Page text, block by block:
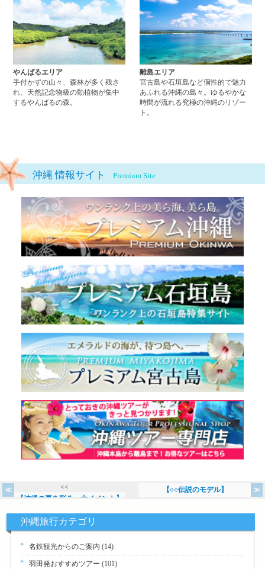
やんばるエリア
手付かずの山々、森林が多く残さ
れ、天然記念物級の動植物が集中
するやんばるの森。
離島エリア
宮古島や石垣島など個性的で魅力
あふれる沖縄の島々。ゆるやかな
時間が流れる究極の沖縄のリゾー
ト。
沖縄 情報サイト Premium Site
<<
【沖縄の夏を彩る一大イベント】
【○○伝説のモデル】
沖縄旅行カテゴリ
名鉄観光からのご案内 (14)
羽田発おすすめツアー (101)